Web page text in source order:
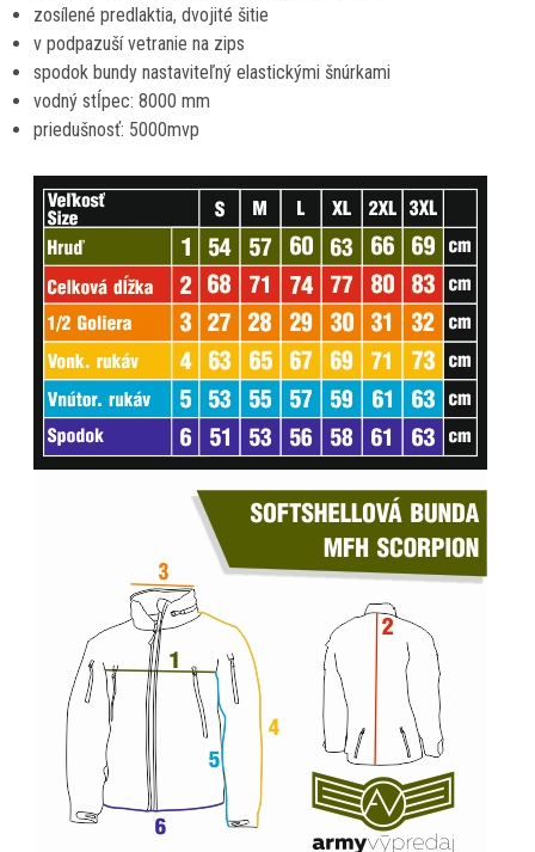
zosílené predlaktia, dvojité šitie
v podpazuší vetranie na zips
spodok bundy nastaviteľný elastickými šnúrkami
vodný stĺpec: 8000 mm
priedušnosť: 5000mvp